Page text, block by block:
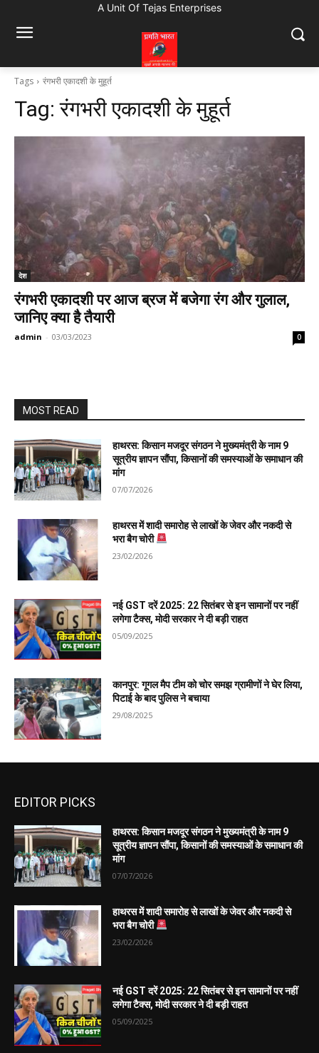
A Unit Of Tejas Enterprises
Tags रंगभरी एकादशी के मुहूर्त
Tag:रंगभरी एकादशी के मुहूर्त
देश
रंगभरी एकादशी पर आज ब्रज में बजेगा रंग और गुलाल,
जानिए क्या है तैयारी
admin - 03/03/2023 0
MOST READ
हाथरस: किसान मजदूर संगठन ने मुख्यमंत्री के नाम 9
सूत्रीय ज्ञापन सौंपा, किसानों की समस्याओं के समाधान की
मांग
07/07/2026
हाथरस में शादी समारोह से लाखों के जेवर और नकदी से
भरा बैग चोरी
23/02/2026
नई GST दरें 2025: 22 सितंबर से इन सामानों पर नहीं
लगेगा टैक्स, मोदी सरकार ने दी बड़ी राहत
05/09/2025
कानपुर: गूगल मैप टीम को चोर समझ ग्रामीणों ने घेर लिया,
पिटाई के बाद पुलिस ने बचाया
29/08/2025
EDITOR PICKS
हाथरस: किसान मजदूर संगठन ने मुख्यमंत्री के नाम 9
सूत्रीय ज्ञापन सौंपा, किसानों की समस्याओं के समाधान की
मांग
07/07/2026
हाथरस में शादी समारोह से लाखों के जेवर और नकदी से
भरा बैग चोरी
23/02/2026
नई GST दरें 2025: 22 सितंबर से इन सामानों पर नहीं
लगेगा टैक्स, मोदी सरकार ने दी बड़ी राहत
05/09/2025